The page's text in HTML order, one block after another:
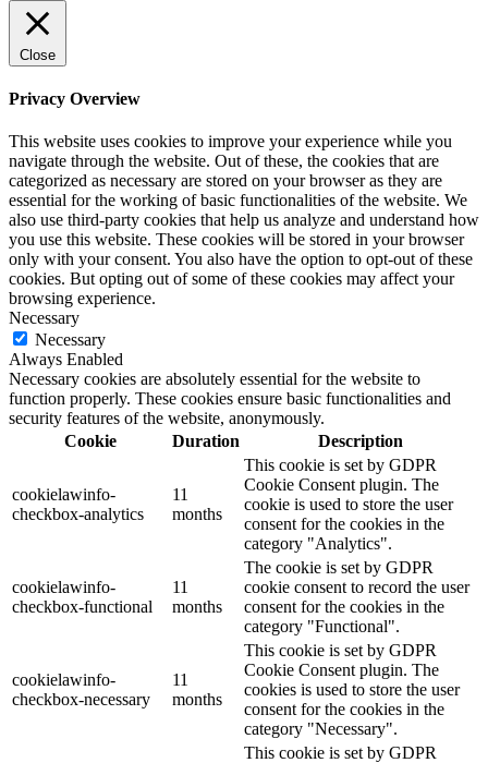
Close
Privacy Overview
This website uses cookies to improve your experience while you
navigate through the website. Out of these, the cookies that are
categorized as necessary are stored on your browser as they are
essential for the working of basic functionalities of the website. We
also use third-party cookies that help us analyze and understand how
you use this website. These cookies will be stored in your browser
only with your consent. You also have the option to opt-out of these
cookies. But opting out of some of these cookies may affect your
browsing experience.
Necessary
Necessary
Always Enabled
Necessary cookies are absolutely essential for the website to
function properly. These cookies ensure basic functionalities and
security features of the website, anonymously.
Cookie
Duration Description
cookielawinfo-
checkbox-analytics
11
months
This cookie is set by GDPR
Cookie Consent plugin. The
cookie is used to store the user
consent for the cookies in the
category "Analytics".
cookielawinfo-
checkbox-functional
11
months
The cookie is set by GDPR
cookie consent to record the user
consent for the cookies in the
category "Functional".
cookielawinfo-
checkbox-necessary
11
months
This cookie is set by GDPR
Cookie Consent plugin. The
cookies is used to store the user
consent for the cookies in the
category "Necessary".
This cookie is set by GDPR